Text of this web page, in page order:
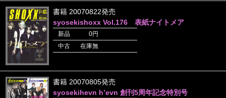
書籍 20070822発売
syosekishoxx Vol.176 表紙ナイトメア
新品
0円
中古
在庫無
書籍 20070805発売
syosekihevn h’evn 創刊5周年記念特別号